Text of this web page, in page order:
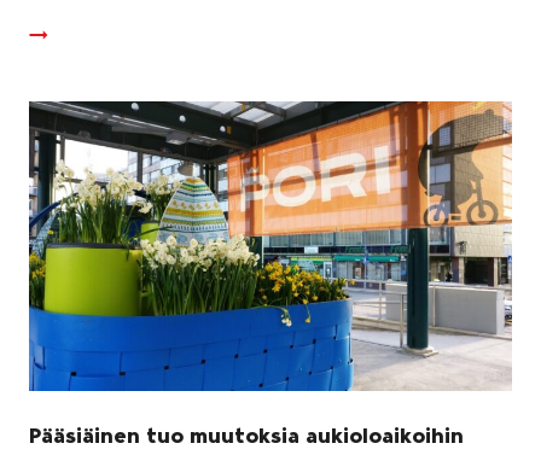
Pääsiäinen tuo muutoksia aukioloaikoihin